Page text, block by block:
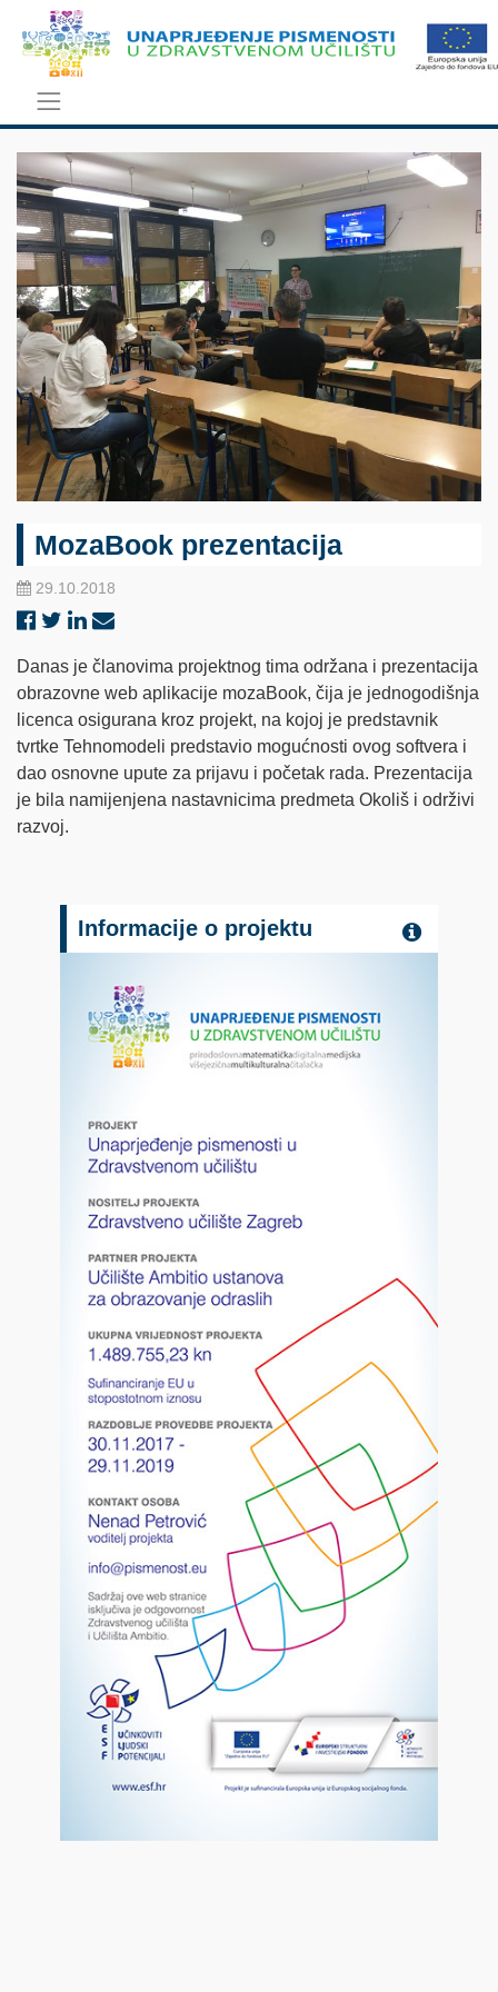
MozaBook prezentacija
29.10.2018
Danas je članovima projektnog tima održana i prezentacija
obrazovne web aplikacije mozaBook, čija je jednogodišnja
licenca osigurana kroz projekt, na kojoj je predstavnik
tvrtke Tehnomodeli predstavio mogućnosti ovog softvera i
dao osnovne upute za prijavu i početak rada. Prezentacija
je bila namijenjena nastavnicima predmeta Okoliš i održivi
razvoj.
Informacije o projektu